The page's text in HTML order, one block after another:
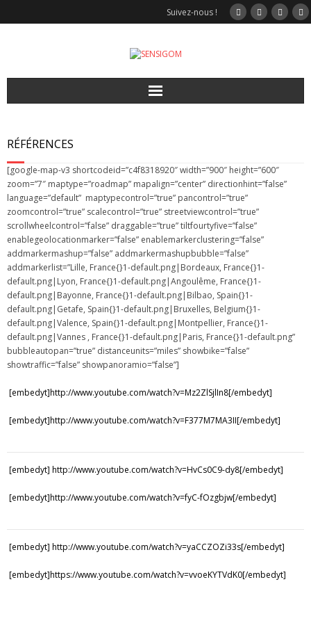
Suivez-nous !
Nos solutions
Jeux interactifs
Sport
Modulgom
Sensipark
Contact
RÉFÉRENCES
[google-map-v3 shortcodeid=”c4f8318920″ width=”900″ height=”600″
zoom=”7″ maptype=”roadmap” mapalign=”center” directionhint=”false”
language=”default” maptypecontrol=”true” pancontrol=”true”
zoomcontrol=”true” scalecontrol=”true” streetviewcontrol=”true”
scrollwheelcontrol=”false” draggable=”true” tiltfourtyfive=”false”
enablegeolocationmarker=”false” enablemarkerclustering=”false”
addmarkermashup=”false” addmarkermashupbubble=”false”
addmarkerlist=”Lille, France{}1-default.png|Bordeaux, France{}1-
default.png|Lyon, France{}1-default.png|Angoulême, France{}1-
default.png|Bayonne, France{}1-default.png|Bilbao, Spain{}1-
default.png|Getafe, Spain{}1-default.png|Bruxelles, Belgium{}1-
default.png|Valence, Spain{}1-default.png|Montpellier, France{}1-
default.png|Vannes , France{}1-default.png|Paris, France{}1-default.png”
bubbleautopan=”true” distanceunits=”miles” showbike=”false”
showtraffic=”false” showpanoramio=”false”]
[embedyt]http://www.youtube.com/watch?v=Mz2ZlSjlIn8[/embedyt]
[embedyt]http://www.youtube.com/watch?v=F377M7MA3II[/embedyt]
[embedyt] http://www.youtube.com/watch?v=HvCs0C9-dy8[/embedyt]
[embedyt]http://www.youtube.com/watch?v=fyC-fOzgbjw[/embedyt]
[embedyt] http://www.youtube.com/watch?v=yaCCZOZi33s[/embedyt]
[embedyt]https://www.youtube.com/watch?v=vvoeKYTVdK0[/embedyt]